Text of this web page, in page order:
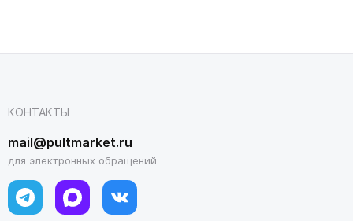
КОНТАКТЫ
mail@pultmarket.ru
для электронных обращений